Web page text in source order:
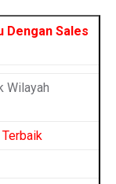
Dengan Sales
Wilayah